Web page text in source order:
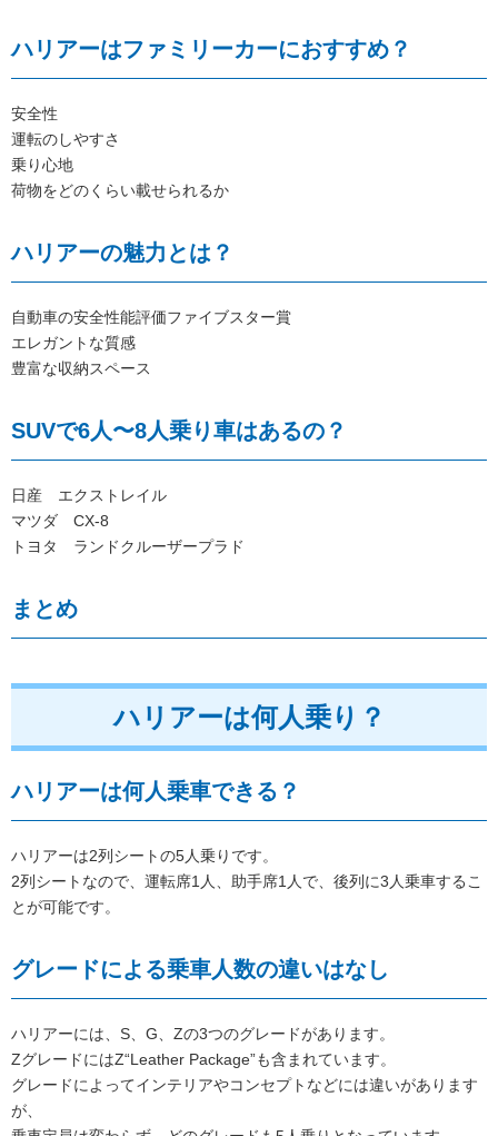
ハリアーはファミリーカーにおすすめ？
安全性
運転のしやすさ
乗り心地
荷物をどのくらい載せられるか
ハリアーの魅力とは？
自動車の安全性能評価ファイブスター賞
エレガントな質感
豊富な収納スペース
SUVで6人〜8人乗り車はあるの？
日産 エクストレイル
マツダ CX-8
トヨタ ランドクルーザープラド
まとめ
ハリアーは何人乗り？
ハリアーは何人乗車できる？
ハリアーは2列シートの5人乗りです。
2列シートなので、運転席1人、助手席1人で、後列に3人乗車するこ
とが可能です。
グレードによる乗車人数の違いはなし
ハリアーには、S、G、Zの3つのグレードがあります。
ZグレードにはZ“Leather Package”も含まれています。
グレードによってインテリアやコンセプトなどには違いがあります
が、